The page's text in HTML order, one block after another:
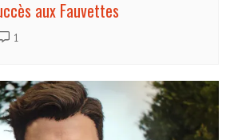
aux Fauvettes
1